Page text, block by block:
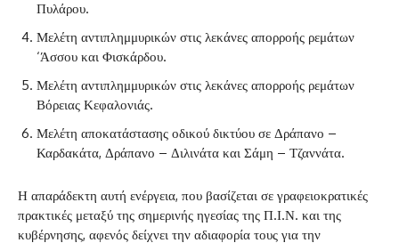
Πυλάρου.
Μελέτη αντιπλημμυρικών στις λεκάνες απορροής ρεμάτων
‘Άσσου και Φισκάρδου.
Μελέτη αντιπλημμυρικών στις λεκάνες απορροής ρεμάτων
Βόρειας Κεφαλονιάς.
Μελέτη αποκατάστασης οδικού δικτύου σε Δράπανο –
Καρδακάτα, Δράπανο – Διλινάτα και Σάμη – Τζαννάτα.
Η απαράδεκτη αυτή ενέργεια, που βασίζεται σε γραφειοκρατικές
πρακτικές μεταξύ της σημερινής ηγεσίας της Π.Ι.Ν. και της
κυβέρνησης, αφενός δείχνει την αδιαφορία τους για την